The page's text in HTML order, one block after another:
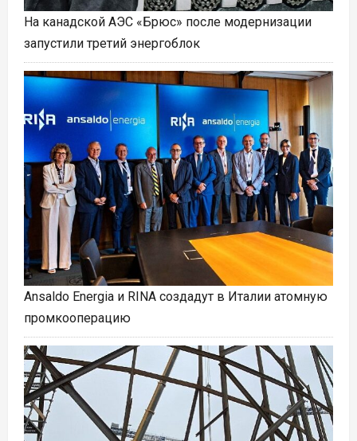
На канадской АЭС «Брюс» после модернизации
запустили третий энергоблок
Ansaldo Energia и RINA создадут в Италии атомную
промкооперацию